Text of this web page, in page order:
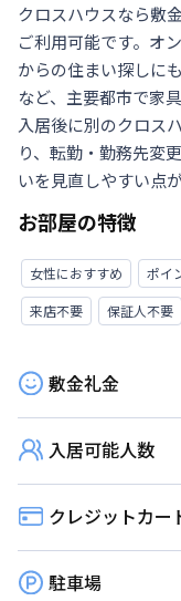
クロスハウスなら敷
ご利用可能です。オ
からの住まい探しに
など、主要都市で家
入居後に別のクロス
り、転勤・勤務先変
いを見直しやすい点
お部屋の特徴
女性におすすめ ポイ
来店不要
保証人不要
敷金礼金
入居可能人数
クレジットカー
駐車場